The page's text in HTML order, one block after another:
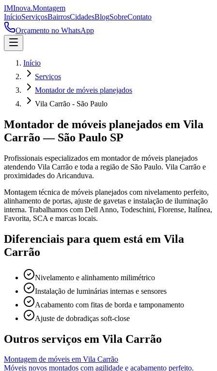
IMInova.Montagem
InícioServiçosBairrosCidadesBlogSobreContato
Orçamento no WhatsApp
Início
Serviços
Montador de móveis planejados
Vila Carrão - São Paulo
Montador de móveis planejados em Vila
Carrão — São Paulo SP
Profissionais especializados em montador de móveis planejados
atendendo Vila Carrão e toda a região de São Paulo. Vila Carrão e
proximidades do Aricanduva.
Montagem técnica de móveis planejados com nivelamento perfeito,
alinhamento de portas, ajuste de gavetas e instalação de iluminação
interna. Trabalhamos com Dell Anno, Todeschini, Florense, Italínea,
Favorita, SCA e marcas locais.
Diferenciais para quem está em Vila
Carrão
Nivelamento e alinhamento milimétrico
Instalação de luminárias internas e sensores
Acabamento com fitas de borda e tamponamento
Ajuste de dobradiças soft-close
Outros serviços em Vila Carrão
Montagem de móveis em Vila Carrão
Móveis novos montados com agilidade e acabamento perfeito.